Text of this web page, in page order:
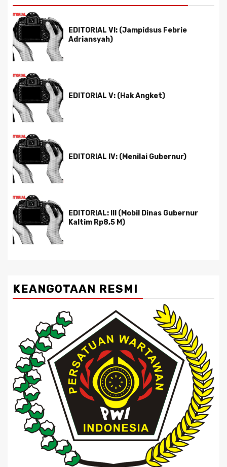
EDITORIAL VI: (Jampidsus Febrie
Adriansyah)
EDITORIAL V: (Hak Angket)
EDITORIAL IV: (Menilai Gubernur)
EDITORIAL: III (Mobil Dinas Gubernur
Kaltim Rp8,5 M)
KEANGOTAAN RESMI